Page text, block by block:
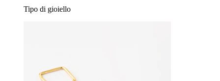
Tipo di gioiello